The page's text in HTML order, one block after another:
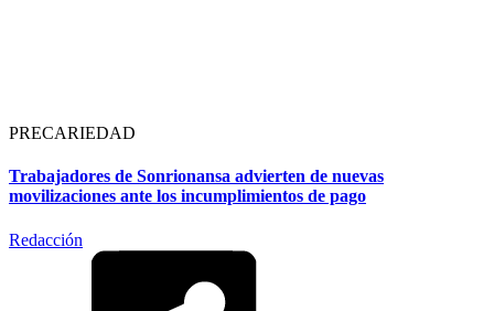
PRECARIEDAD
Trabajadores de Sonrionansa advierten de nuevas
movilizaciones ante los incumplimientos de pago
Redacción